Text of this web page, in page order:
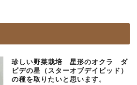
珍しい野菜栽培 星形のオクラ ダ
ビデの星（スターオブデイビッド）
の種を取りたいと思います。